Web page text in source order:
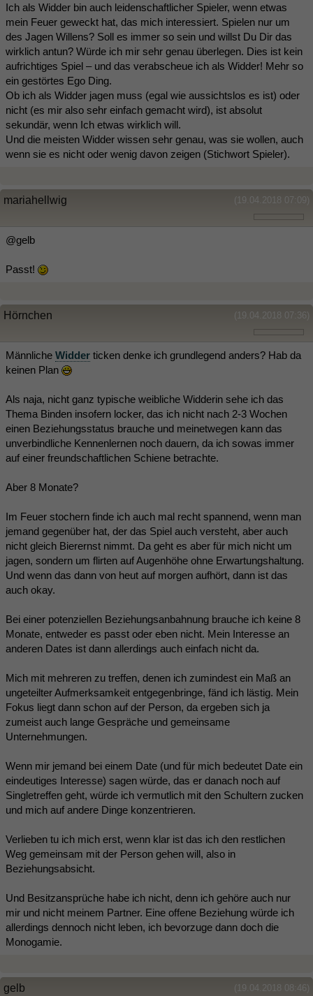
Ich als Widder bin auch leidenschaftlicher Spieler, wenn etwas
mein Feuer geweckt hat, das mich interessiert. Spielen nur um
des Jagen Willens? Soll es immer so sein und willst Du Dir das
wirklich antun? Würde ich mir sehr genau überlegen. Dies ist kein
aufrichtiges Spiel – und das verabscheue ich als Widder! Mehr so
ein gestörtes Ego Ding.
Ob ich als Widder jagen muss (egal wie aussichtslos es ist) oder
nicht (es mir also sehr einfach gemacht wird), ist absolut
sekundär, wenn Ich etwas wirklich will.
Und die meisten Widder wissen sehr genau, was sie wollen, auch
wenn sie es nicht oder wenig davon zeigen (Stichwort Spieler).
(19.04.2018 07:09)
mariahellwig
@gelb
Passt!
(19.04.2018 07:36)
Hörnchen
Männliche Widder ticken denke ich grundlegend anders? Hab da
keinen Plan
Als naja, nicht ganz typische weibliche Widderin sehe ich das
Thema Binden insofern locker, das ich nicht nach 2-3 Wochen
einen Beziehungsstatus brauche und meinetwegen kann das
unverbindliche Kennenlernen noch dauern, da ich sowas immer
auf einer freundschaftlichen Schiene betrachte.
Aber 8 Monate?
Im Feuer stochern finde ich auch mal recht spannend, wenn man
jemand gegenüber hat, der das Spiel auch versteht, aber auch
nicht gleich Bierernst nimmt. Da geht es aber für mich nicht um
jagen, sondern um flirten auf Augenhöhe ohne Erwartungshaltung.
Und wenn das dann von heut auf morgen aufhört, dann ist das
auch okay.
Bei einer potenziellen Beziehungsanbahnung brauche ich keine 8
Monate, entweder es passt oder eben nicht. Mein Interesse an
anderen Dates ist dann allerdings auch einfach nicht da.
Mich mit mehreren zu treffen, denen ich zumindest ein Maß an
ungeteilter Aufmerksamkeit entgegenbringe, fänd ich lästig. Mein
Fokus liegt dann schon auf der Person, da ergeben sich ja
zumeist auch lange Gespräche und gemeinsame
Unternehmungen.
Wenn mir jemand bei einem Date (und für mich bedeutet Date ein
eindeutiges Interesse) sagen würde, das er danach noch auf
Singletreffen geht, würde ich vermutlich mit den Schultern zucken
und mich auf andere Dinge konzentrieren.
Verlieben tu ich mich erst, wenn klar ist das ich den restlichen
Weg gemeinsam mit der Person gehen will, also in
Beziehungsabsicht.
Und Besitzansprüche habe ich nicht, denn ich gehöre auch nur
mir und nicht meinem Partner. Eine offene Beziehung würde ich
allerdings dennoch nicht leben, ich bevorzuge dann doch die
Monogamie.
(19.04.2018 08:46)
gelb